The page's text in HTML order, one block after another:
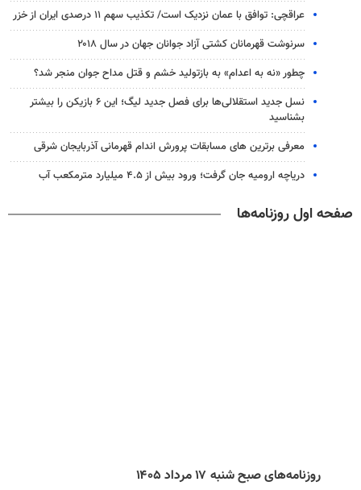
عراقچی: توافق با عمان نزدیک است/ تکذیب سهم ۱۱ درصدی ایران از خزر
سرنوشت قهرمانان کشتی آزاد جوانان جهان در سال ۲۰۱۸
چطور «نه به اعدام» به بازتولید خشم و قتل مداح جوان منجر شد؟
نسل جدید استقلالی‌ها برای فصل جدید لیگ؛ این ۶ بازیکن را بیشتر
بشناسید
معرفی برترین های مسابقات پرورش اندام قهرمانی آذربایجان شرقی
دریاچه ارومیه جان گرفت؛ ورود بیش از ۴.۵ میلیارد مترمکعب آب
صفحه اول روزنامه‌ها
روزنامه‌های صبح شنبه ۱۷ مرداد ۱۴۰۵